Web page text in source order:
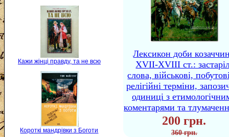
Кажи жінці правду, та не всю
Короткі мандрівки з Боготи
Лексикон доби
XVII-XVIII ст.:
слова, військові,
релігійні терміни,
одиниці з
коментарями та
200 грн.
360 грн.